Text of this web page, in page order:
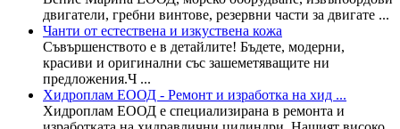
двигатели, гребни винтове, резервни части за двигате ...
Чанти от естествена и изкуствена кожа
Съвършенството е в детайлите! Бъдете, модерни,
красиви и оригинални със зашеметяващите ни
предложения.Ч ...
Хидроплам ЕООД - Ремонт и изработка на хид ...
Хидроплам ЕООД e специализиранa в ремонта и